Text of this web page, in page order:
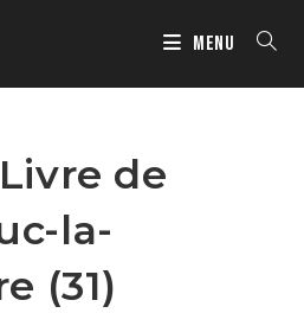
MENU
de
la-
(31)